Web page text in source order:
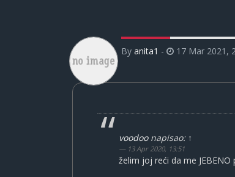
By anita1 - 17 Mar 2021,
voodoonapisao: ↑
13 Apr 2020, 13:51
želim joj reći da me